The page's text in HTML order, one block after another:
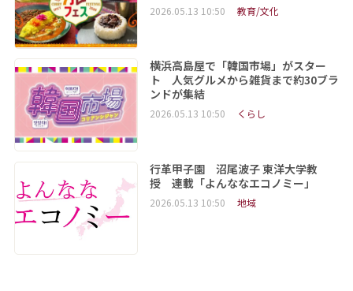
2026.05.13 10:50 教育/文化
横浜高島屋で「韓国市場」がスター
ト 人気グルメから雑貨まで約30ブラ
ンドが集結
2026.05.13 10:50 くらし
行革甲子園 沼尾波子 東洋大学教
授 連載「よんななエコノミー」
2026.05.13 10:50 地域